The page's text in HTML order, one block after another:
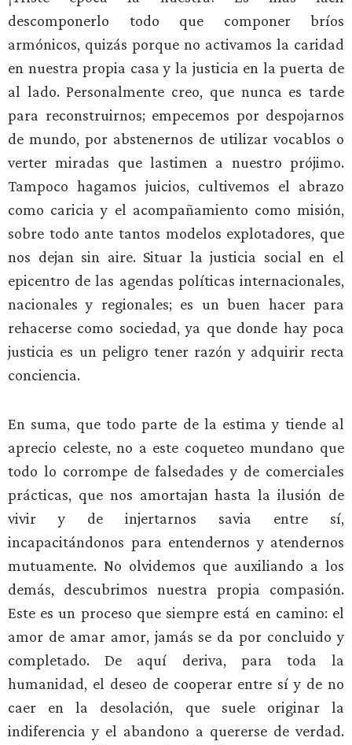
descomponerlo todo que componer bríos
armónicos, quizás porque no activamos la caridad
en nuestra propia casa y la justicia en la puerta de
al lado. Personalmente creo, que nunca es tarde
para reconstruirnos; empecemos por despojarnos
de mundo, por abstenernos de utilizar vocablos o
verter miradas que lastimen a nuestro prójimo.
Tampoco hagamos juicios, cultivemos el abrazo
como caricia y el acompañamiento como misión,
sobre todo ante tantos modelos explotadores, que
nos dejan sin aire. Situar la justicia social en el
epicentro de las agendas políticas internacionales,
nacionales y regionales; es un buen hacer para
rehacerse como sociedad, ya que donde hay poca
justicia es un peligro tener razón y adquirir recta
conciencia.
En suma, que todo parte de la estima y tiende al
aprecio celeste, no a este coqueteo mundano que
todo lo corrompe de falsedades y de comerciales
prácticas, que nos amortajan hasta la ilusión de
vivir y de injertarnos savia entre sí,
incapacitándonos para entendernos y atendernos
mutuamente. No olvidemos que auxiliando a los
demás, descubrimos nuestra propia compasión.
Este es un proceso que siempre está en camino: el
amor de amar amor, jamás se da por concluido y
completado. De aquí deriva, para toda la
humanidad, el deseo de cooperar entre sí y de no
caer en la desolación, que suele originar la
indiferencia y el abandono a quererse de verdad.